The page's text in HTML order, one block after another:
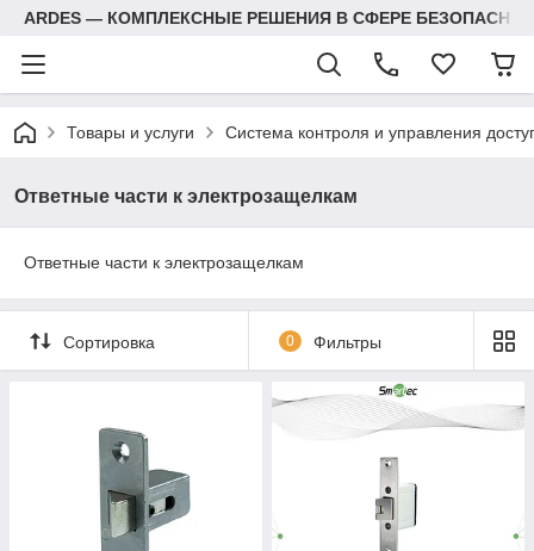
ARDES — КОМПЛЕКСНЫЕ РЕШЕНИЯ В СФЕРЕ
Товары и услуги Система контроля и управления
Ответные части к электрозащелкам
Ответные части к электрозащелкам
Сортировка 0 Фильтры